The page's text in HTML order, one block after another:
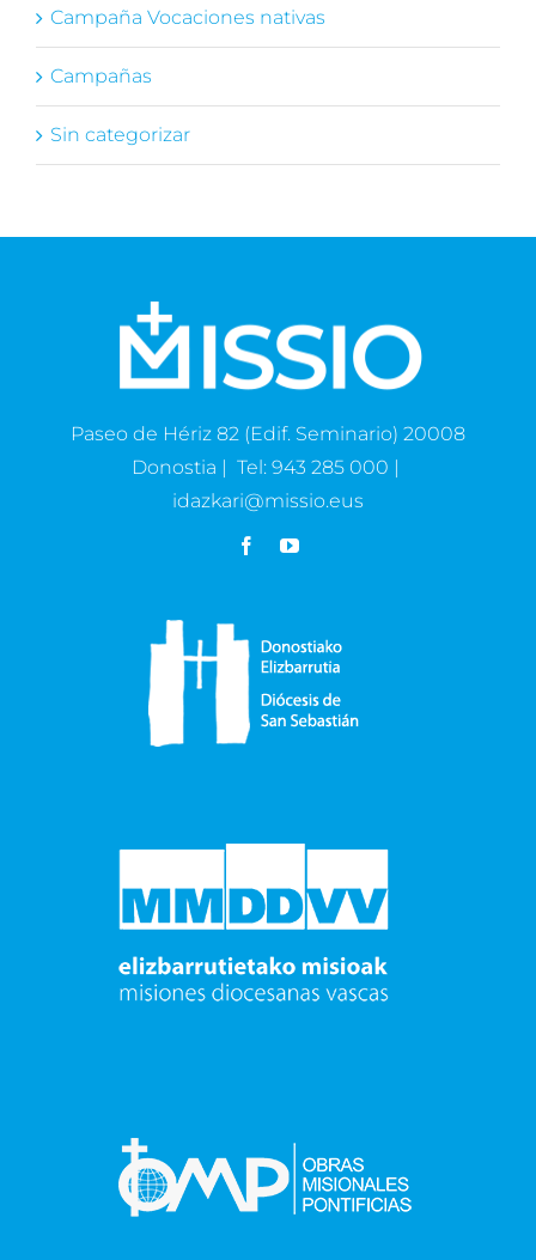
Campaña Vocaciones nativas
Campañas
Sin categorizar
Paseo de Hériz 82 (Edif. Seminario) 20008
Donostia | Tel: 943 285 000 |
idazkari@missio.eus